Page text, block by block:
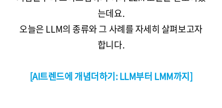
는데요.
오늘은 LLM의 종류와 그 사례를 자세히 살펴보고자
합니다.
[AI트렌드에 개념더하기: LLM부터 LMM까지]